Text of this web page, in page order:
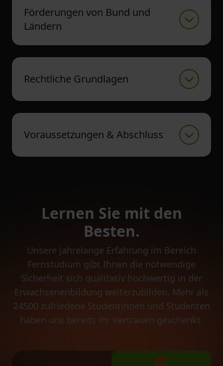
Förderungen von Bund und
Ländern
Rechtliche Grundlagen
Voraussetzungen & Abschluss
Lernen Sie mit den
Besten.
Unsere jahrelange Erfahrung im Bereich
Fernstudium gibt Ihnen die notwendige
Sicherheit sich qualitativ hochwertig in der
Erwachsenenbildung weiterzubilden. Mehr als
24500 zufriedene Studentinnen und Studenten
haben uns bereits ihr Vertrauen geschenkt.